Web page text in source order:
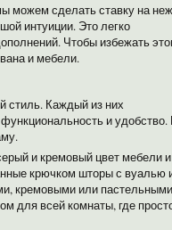
можем сделать ставку на
интуиции. Это легко
Чтобы избежать
и мебели.
стиль. Каждый из них
и удобство.
и кремовый цвет мебели и
крючком шторы с вуалью
кремовыми или
для всей комнаты, где